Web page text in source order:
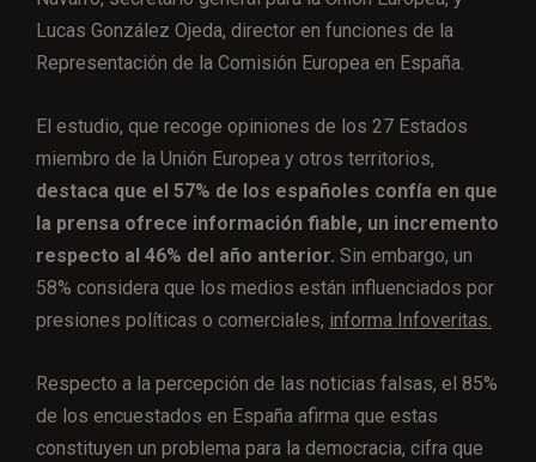
Lucas González Ojeda, director en funciones de la
Representación de la Comisión Europea en España.
El estudio, que recoge opiniones de los 27 Estados
miembro de la Unión Europea y otros territorios,
destaca que el 57% de los españoles confía en que
la prensa ofrece información fiable, un incremento
respecto al 46% del año anterior. Sin embargo, un
58% considera que los medios están influenciados por
presiones políticas o comerciales, informa Infoveritas.
Respecto a la percepción de las noticias falsas, el 85%
de los encuestados en España afirma que estas
constituyen un problema para la democracia, cifra que